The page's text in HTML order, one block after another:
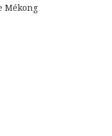
Mékong